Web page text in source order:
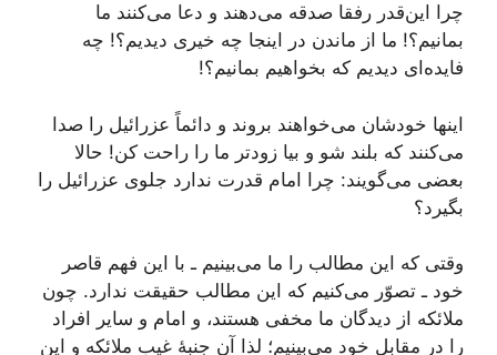
چرا این‌قدر رفقا صدقه می‌دهند و دعا می‌کنند ما
بمانیم؟! ما از ماندن در اینجا چه خیری دیدیم؟! چه
فایده‌ای دیدیم که بخواهیم بمانیم؟!
اینها خودشان می‌خواهند بروند و دائماً عزرائیل را صدا
می‌‌کنند که بلند شو و بیا زودتر ما را راحت کن! حالا
بعضی می‌گویند: چرا امام قدرت ندارد جلوی عزرائیل را
بگیرد؟
وقتی که این مطالب را ما می‌بینیم ـ با این فهم قاصر
خود ـ تصوّر می‌کنیم که این مطالب حقیقت ندارد. چون
ملائکه از دیدگان ما مخفی هستند، و امام و سایر افراد
را در مقابل خود می‌بینیم؛ لذا آن جنبۀ غیب ملائکه و این